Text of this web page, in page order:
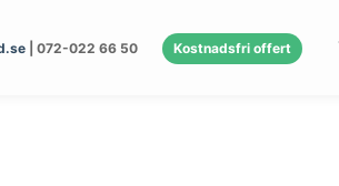
| 072-022 66 50 Kostnadsfri offert